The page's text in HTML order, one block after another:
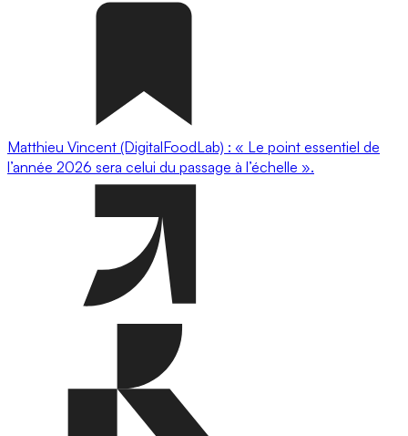
Matthieu Vincent (DigitalFoodLab) : « Le point essentiel de
l’année 2026 sera celui du passage à l’échelle ».